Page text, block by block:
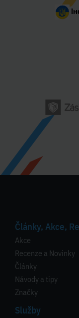
Články, Akce,
Akce
Recenze a Novinky
Články
Návody a tipy
Značky
Služby